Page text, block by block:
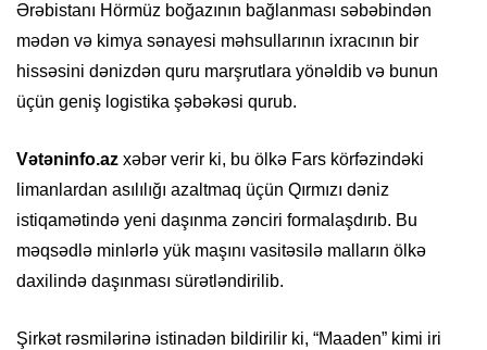
Ərəbistanı Hörmüz boğazının bağlanması səbəbindən
mədən və kimya sənayesi məhsullarının ixracının bir
hissəsini dənizdən quru marşrutlara yönəldib və bunun
üçün geniş logistika şəbəkəsi qurub.
Vətəninfo.az xəbər verir ki, bu ölkə Fars körfəzindəki
limanlardan asılılığı azaltmaq üçün Qırmızı dəniz
istiqamətində yeni daşınma zənciri formalaşdırıb. Bu
məqsədlə minlərlə yük maşını vasitəsilə malların ölkə
daxilində daşınması sürətləndirilib.
Şirkət rəsmilərinə istinadən bildirilir ki, “Maaden” kimi iri